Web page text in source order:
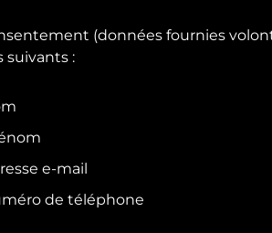
(données fournies
suivants :
e-mail
de téléphone